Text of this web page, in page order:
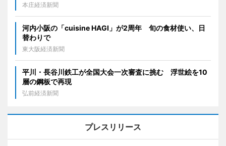
本庄経済新聞
河内小阪の「cuisine HAGI」が2周年 旬の食材使い、日
替わりで
東大阪経済新聞
平川・長谷川鉄工が全国大会一次審査に挑む 浮世絵を10
層の鋼板で再現
弘前経済新聞
プレスリリース